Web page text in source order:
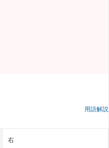
用語解説
右